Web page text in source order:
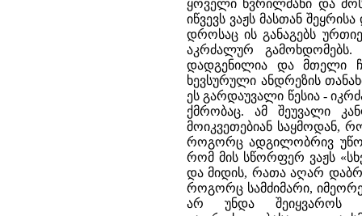
ყოველი წვრილმანი და
იწვევს ვაჟს მასთან
დროსაც ის განაგებს
აკრძალურ გამოხდომებს.
დადგენილია და მთელი
ხევსურული ანდრეზის
ეს გარდაუვალი წესია -
ქმრობაც. ამ შეუვალი
მოიკვეთებიან საყმოდან,
როგორც ადგილობრივ
რომ მის სწორფერ ვაჟს
და მიდის, რათა აღარ
როგორც სამძიმარი,
არ უნდა შეიყვაროს